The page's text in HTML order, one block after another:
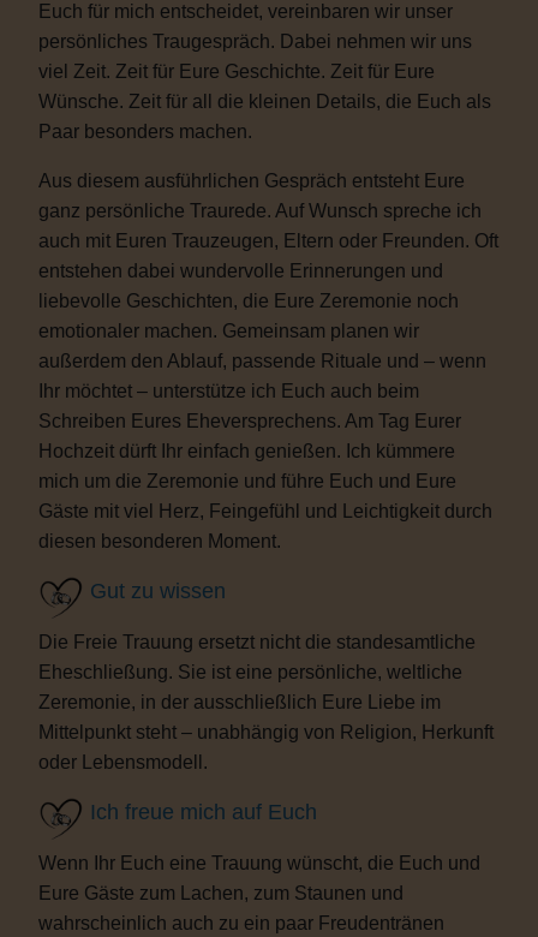
Euch für mich entscheidet, vereinbaren wir unser
persönliches Traugespräch. Dabei nehmen wir uns
viel Zeit. Zeit für Eure Geschichte. Zeit für Eure
Wünsche. Zeit für all die kleinen Details, die Euch als
Paar besonders machen.
Aus diesem ausführlichen Gespräch entsteht Eure
ganz persönliche Traurede. Auf Wunsch spreche ich
auch mit Euren Trauzeugen, Eltern oder Freunden. Oft
entstehen dabei wundervolle Erinnerungen und
liebevolle Geschichten, die Eure Zeremonie noch
emotionaler machen. Gemeinsam planen wir
außerdem den Ablauf, passende Rituale und – wenn
Ihr möchtet – unterstütze ich Euch auch beim
Schreiben Eures Eheversprechens. Am Tag Eurer
Hochzeit dürft Ihr einfach genießen. Ich kümmere
mich um die Zeremonie und führe Euch und Eure
Gäste mit viel Herz, Feingefühl und Leichtigkeit durch
diesen besonderen Moment.
Gut zu wissen
Die Freie Trauung ersetzt nicht die standesamtliche
Eheschließung. Sie ist eine persönliche, weltliche
Zeremonie, in der ausschließlich Eure Liebe im
Mittelpunkt steht – unabhängig von Religion, Herkunft
oder Lebensmodell.
Ich freue mich auf Euch
Wenn Ihr Euch eine Trauung wünscht, die Euch und
Eure Gäste zum Lachen, zum Staunen und
wahrscheinlich auch zu ein paar Freudentränen